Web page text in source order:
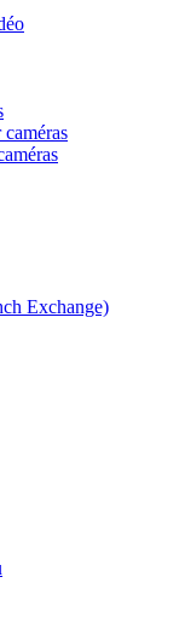
Exchange)